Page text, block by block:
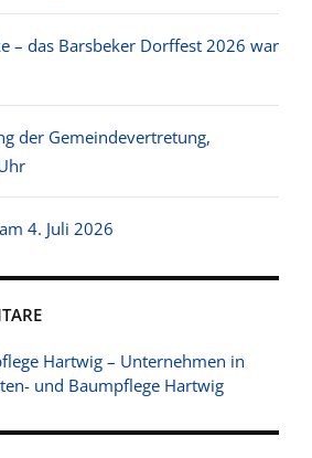
– das Barsbeker Dorffest 2026 war
der Gemeindevertretung,
4. Juli 2026
Hartwig – Unternehmen in
und Baumpflege Hartwig